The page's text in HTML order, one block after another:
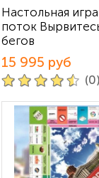
Настольная
поток
бегов
15 995 руб